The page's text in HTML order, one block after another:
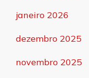
janeiro 2026
dezembro 2025
novembro 2025